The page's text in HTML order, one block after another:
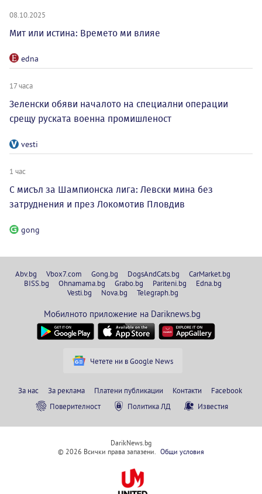
08.10.2025
Мит или истина: Времето ми влияе
edna
17 часа
Зеленски обяви началото на специални операции
срещу руската военна промишленост
vesti
1 час
С мисъл за Шампионска лига: Левски мина без
затруднения и през Локомотив Пловдив
gong
Abv.bg Vbox7.com Gong.bg DogsAndCats.bg
CarMarket.bg
BISS.bg
Ohnamama.bg Grabo.bg Pariteni.bg
Edna.bg
Vesti.bg
Nova.bg Telegraph.bg
Мобилното приложение на Dariknews.bg
Четете ни в Google News
За нас За реклама Платени публикации Контакти
Facebook
Поверителност
Политика ЛД Известия
DarikNews.bg
© 2026 Всички права запазени. Общи условия